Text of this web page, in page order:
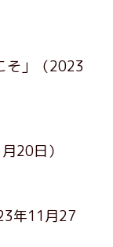
」
（2023
20日）
年11月27